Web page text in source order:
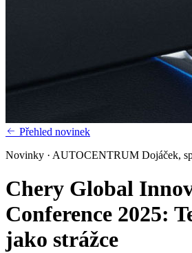
Přehled novinek
Novinky · AUTOCENTRUM Dojáček,
Chery Global
Conference 2025:
jako strážce